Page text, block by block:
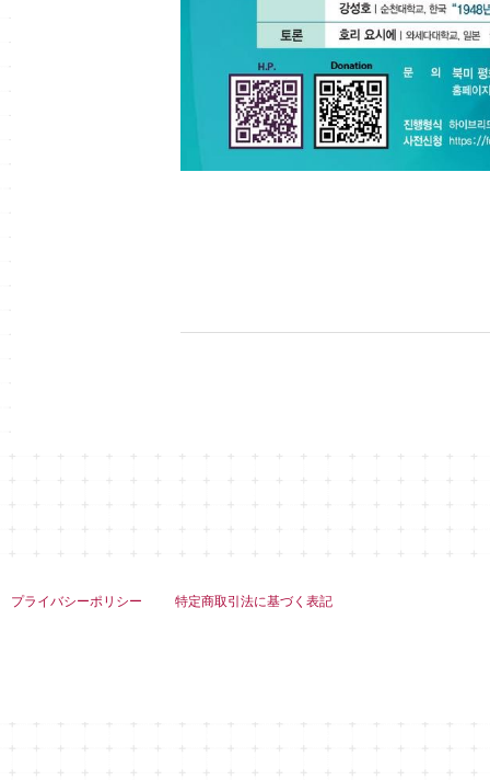
プライバシーポリシー 特定商取引法に基づく表記